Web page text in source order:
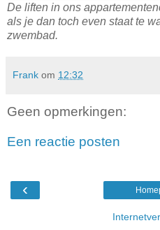
De liften in ons
als je dan toch even staat te
zwembad.
Frank om 12:32
Geen opmerkingen:
Een reactie posten
‹